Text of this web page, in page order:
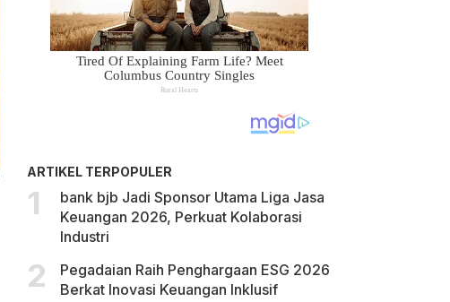
ARTIKEL TERPOPULER
bank bjb Jadi Sponsor Utama Liga Jasa
Keuangan 2026, Perkuat Kolaborasi
Industri
Pegadaian Raih Penghargaan ESG 2026
Berkat Inovasi Keuangan Inklusif